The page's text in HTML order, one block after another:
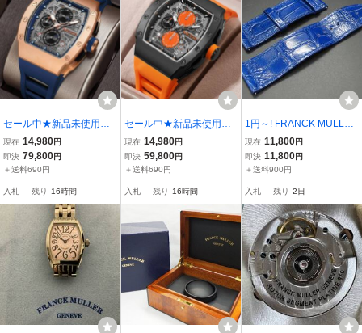
セール中★新品未使用★
海外モデル★MEGlA腕時
計 クロノグラフ 青 金 ゴ
ールド フランクミュラー
スパイアウォッチ 防水
現在 14,980円
即決 79,800円
＋送料690円
入札 - 残り 16時間
セール中★新品未使用★
海外モデル★MEGlA腕時
計 クロノグラフ オレンジ
フランクミュラー FRAN
アウォッチ 防水 人気
現在 14,980円
即決 59,800円
＋送料690円
入札 - 残り 16時間
1円～! FRANCK MULLER
フランクミュラー 純正革
ブレス 取付け幅24mm ロ
ングアイランド等に メン
PKLG06
現在 11,800円
即決 11,800円
＋送料900円
入札 - 残り 2日